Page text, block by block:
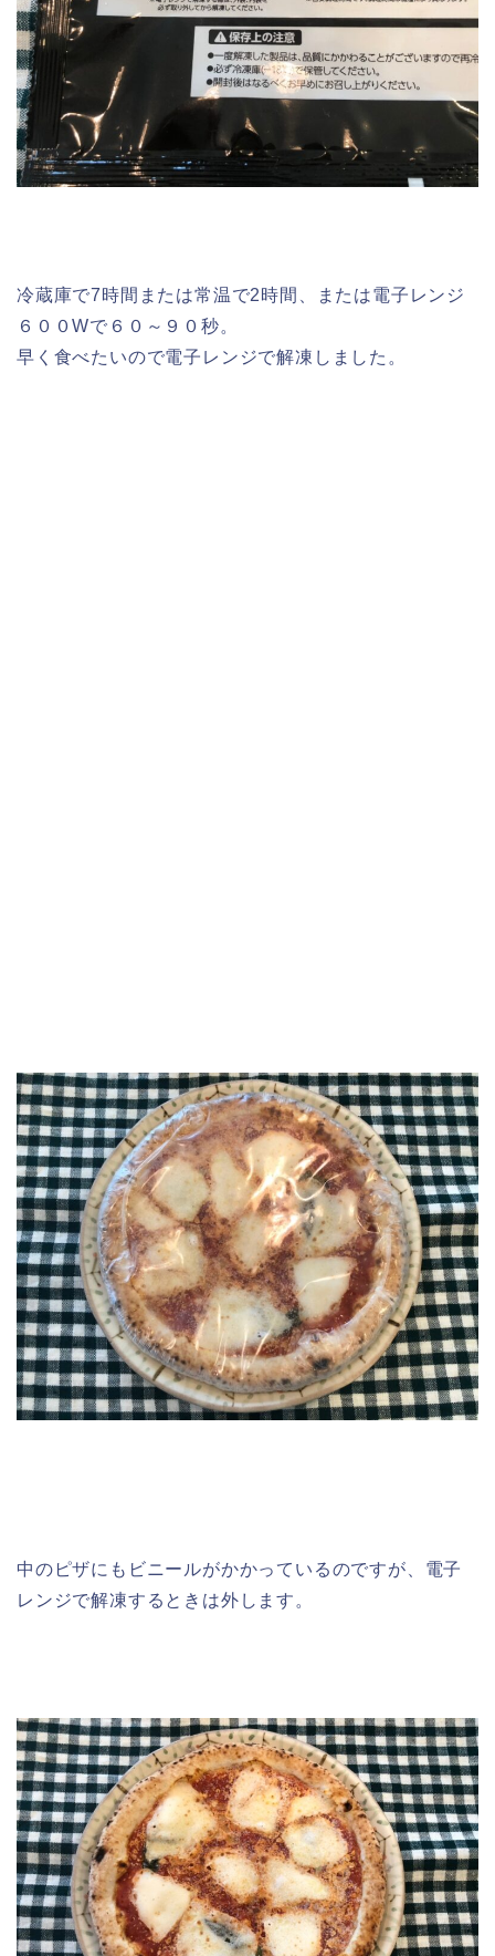
冷蔵庫で7時間または常温で2時間、または電子レンジ
６００Wで６０～９０秒。
早く食べたいので電子レンジで解凍しました。
中のピザにもビニールがかかっているのですが、電子
レンジで解凍するときは外します。